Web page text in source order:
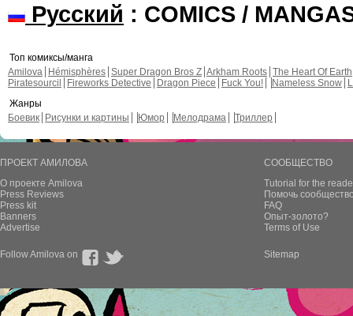
Русский : COMICS /
Топ комиксы/манга
Amilova
Hémisphères Super Dragon Bros Z Arkham Roots The Heart Of Earth
Piratesourcil
Fireworks Detective Dragon Piece Fuck You! Nameless Snow
Жанры
Боевик
Рисунки и картины Юмор Мелодрама Триллер
ПРОЕКТ АМИЛОВА
О проекте Amilova
Press Reviews
Press kit
Banners
Advertise
СООБЩЕСТВО
Tutorial for the
Помочь
FAQ
Опыт-золото?
Terms of Use
Follow Amilova on Sitemap